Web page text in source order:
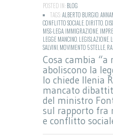
POSTED IN:BLOG
TAGS:ALBERTO BURGIO
CONFLITTO SOCIALE DIRITTO
M5S-LEGA IMMIGRAZIONE
LEGGE MANCINO LEGISLAZIONE
SALVINI MOVIMENTO 5 STELLE
Cosa cambia “a
aboliscono la
lo chiede Ilenia
mancato
del ministro
sul rapporto fra
e conflitto